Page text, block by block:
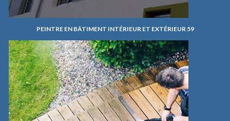
PEINTRE EN BÂTIMENT INTÉRIEUR ET EXTÉRIEUR 59